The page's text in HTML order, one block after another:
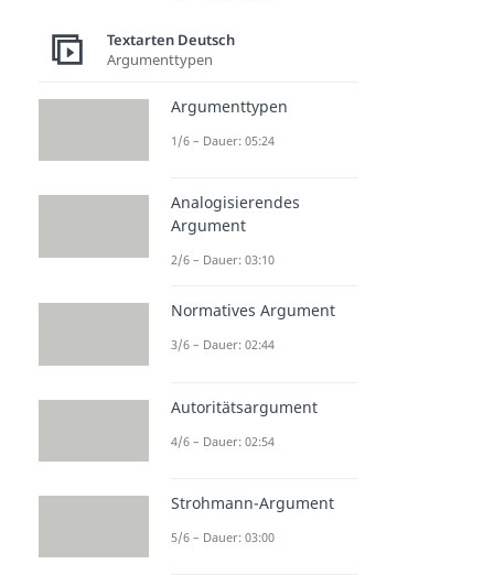
Textarten Deutsch
Argumenttypen
Argumenttypen
1/6 – Dauer: 05:24
Analogisierendes
Argument
2/6 – Dauer: 03:10
Normatives Argument
3/6 – Dauer: 02:44
Autoritätsargument
4/6 – Dauer: 02:54
Strohmann-Argument
5/6 – Dauer: 03:00